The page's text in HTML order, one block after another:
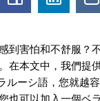
到害怕和不舒服？
在本文中，我們提
ルーシ語，您就越